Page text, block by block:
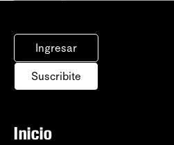
Ingresar
Suscribite
Inicio